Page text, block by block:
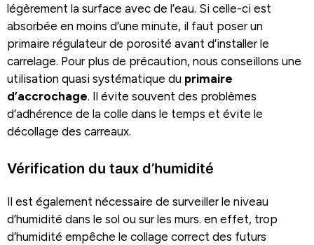
légèrement la surface avec de l’eau. Si celle-ci est
absorbée en moins d’une minute, il faut poser un
primaire régulateur de porosité avant d’installer le
carrelage. Pour plus de précaution, nous conseillons une
utilisation quasi systématique du primaire
d’accrochage. Il évite souvent des problèmes
d’adhérence de la colle dans le temps et évite le
décollage des carreaux.
Vérification du taux d’humidité
Il est également nécessaire de surveiller le niveau
d’humidité dans le sol ou sur les murs. en effet, trop
d’humidité empêche le collage correct des futurs